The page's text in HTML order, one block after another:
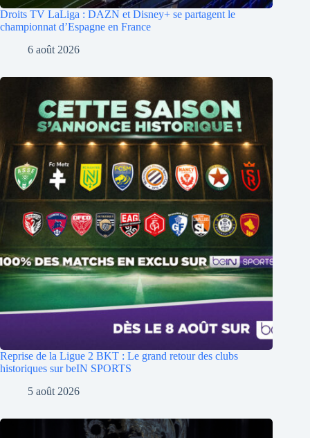
Droits TV LaLiga : DAZN et Disney+ se partagent le
championnat d’Espagne en France
6 août 2026
Reprise de la Ligue 2 BKT : Le grand retour des clubs
historiques sur beIN SPORTS
5 août 2026